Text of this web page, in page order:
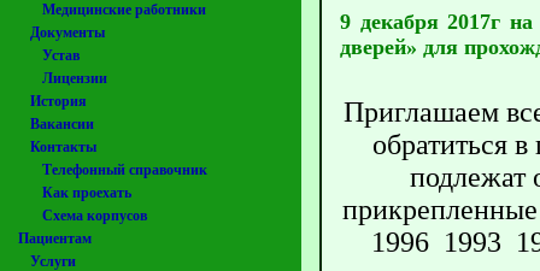
Медицинские работники
Документы
Устав
Лицензии
История
Вакансии
Контакты
Телефонный справочник
Как проехать
Схема корпусов
Пациентам
Услуги
9 декабря 2017г
дверей» для
Приглашаем
обратиться
подлежат
1996 1993